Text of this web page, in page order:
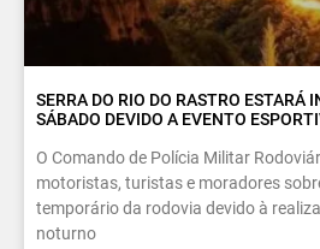
SERRA DO RIO DO RASTRO ESTARÁ
SÁBADO DEVIDO A EVENTO
O Comando de Polícia Militar
motoristas, turistas e moradores
temporário da rodovia devido à
noturno